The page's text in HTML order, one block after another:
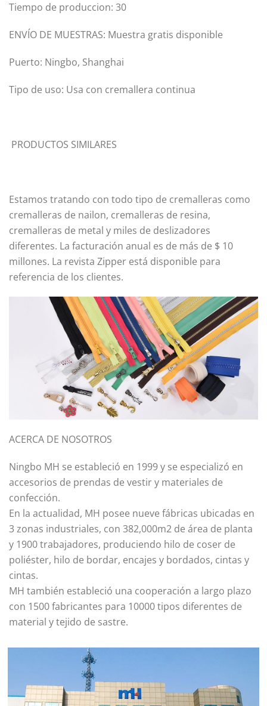
Tiempo de produccion: 30
ENVÍO DE MUESTRAS: Muestra gratis disponible
Puerto: Ningbo, Shanghai
Tipo de uso: Usa con cremallera continua
PRODUCTOS SIMILARES
Estamos tratando con todo tipo de cremalleras como
cremalleras de nailon, cremalleras de resina,
cremalleras de metal y miles de deslizadores
diferentes. La facturación anual es de más de $ 10
millones. La revista Zipper está disponible para
referencia de los clientes.
ACERCA DE NOSOTROS
Ningbo MH se estableció en 1999 y se especializó en
accesorios de prendas de vestir y materiales de
confección.
En la actualidad, MH posee nueve fábricas ubicadas en
3 zonas industriales, con 382,000m2 de área de planta
y 1900 trabajadores, produciendo hilo de coser de
poliéster, hilo de bordar, encajes y bordados, cintas y
cintas.
MH también estableció una cooperación a largo plazo
con 1500 fabricantes para 10000 tipos diferentes de
material y tejido de sastre.